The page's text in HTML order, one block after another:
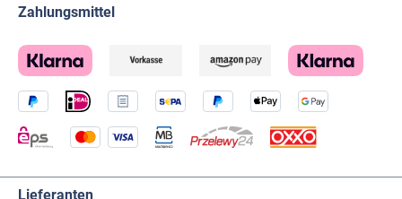
Zahlungsmittel
Lieferanten